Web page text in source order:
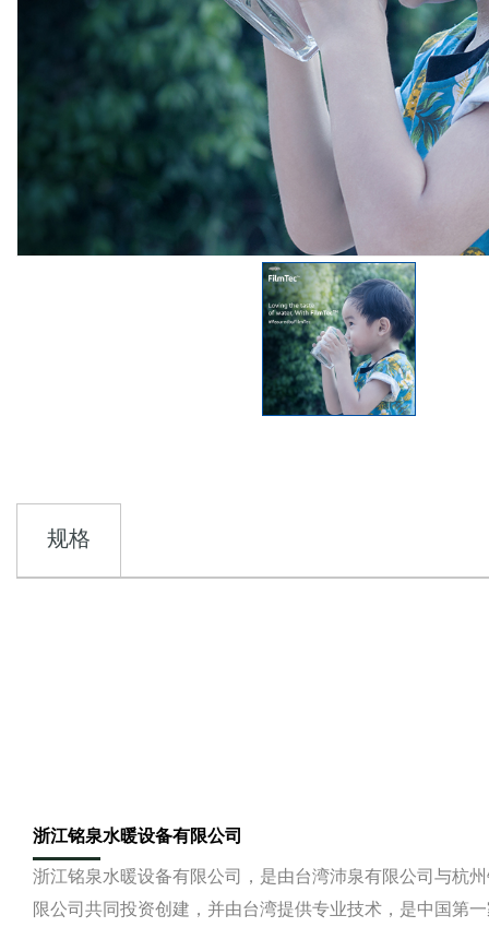
规格
浙江铭泉水暖设备有限公司
浙江铭泉水暖设备有限公司，是由台湾沛泉有限公司与杭
限公司共同投资创建，并由台湾提供专业技术，是中国第